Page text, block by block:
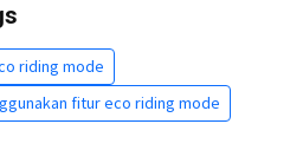
riding mode
fitur eco riding mode